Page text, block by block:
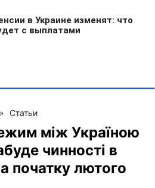
» Статьи
між Україною
чинності в
початку лютого